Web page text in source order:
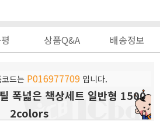
상품Q&A 배송정보
드는 P016977709입니다.
폭넓은 책상세트 일반형 1500
2colors